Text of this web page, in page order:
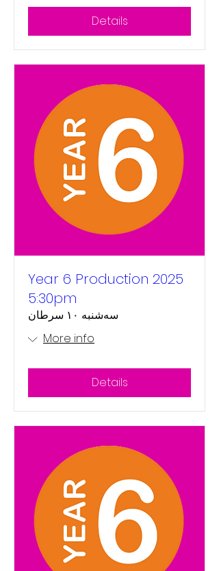
Details
Year 6 Production 2025
5:30pm
سه‌شنبه ۱۰ سرطان
More info
Details